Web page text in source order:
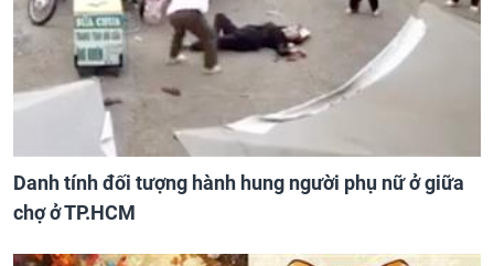
Danh tính đối tượng hành hung người phụ nữ ở giữa
chợ ở TP.HCM